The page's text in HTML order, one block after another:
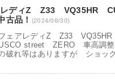
レディZ Z33 VQ35HR
品！ (2024/08/30)
ェアレディZ Z33
street ZERO 車高調整
破れ等はありますが ショッ